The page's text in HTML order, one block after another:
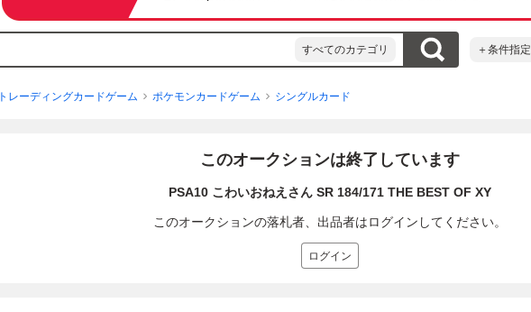
すべてのカテゴリ ＋条件指定
トレーディングカードゲーム ポケモンカードゲーム シングルカード
このオークションは終了しています
PSA10 こわいおねえさん SR 184/171 THE BEST OF XY
このオークションの落札者、出品者はログインしてください。
ログイン